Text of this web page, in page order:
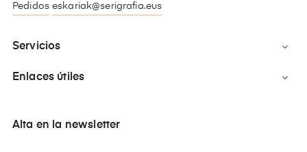
Pedidos eskariak@serigrafia.eus
Servicios 
Enlaces útiles 
Alta en la newsletter